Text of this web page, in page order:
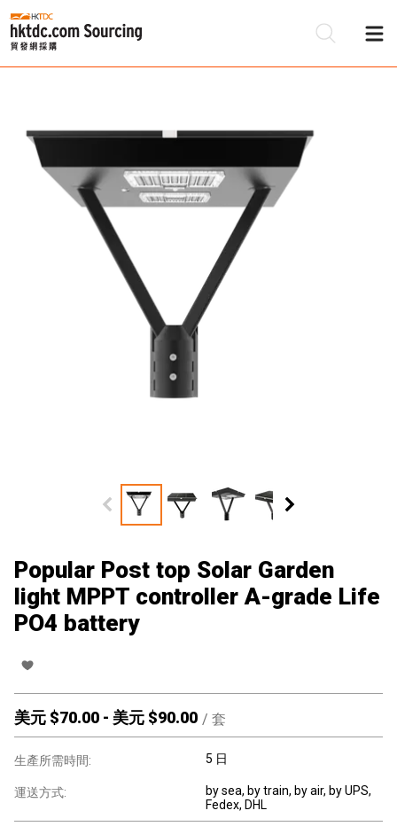
Popular Post top Solar Garden
light MPPT controller A-grade Life
PO4 battery
美元 $70.00 - 美元 $90.00 / 套
生產所需時間: 5 日
運送方式:
by sea, by train, by air, by UPS,
Fedex, DHL